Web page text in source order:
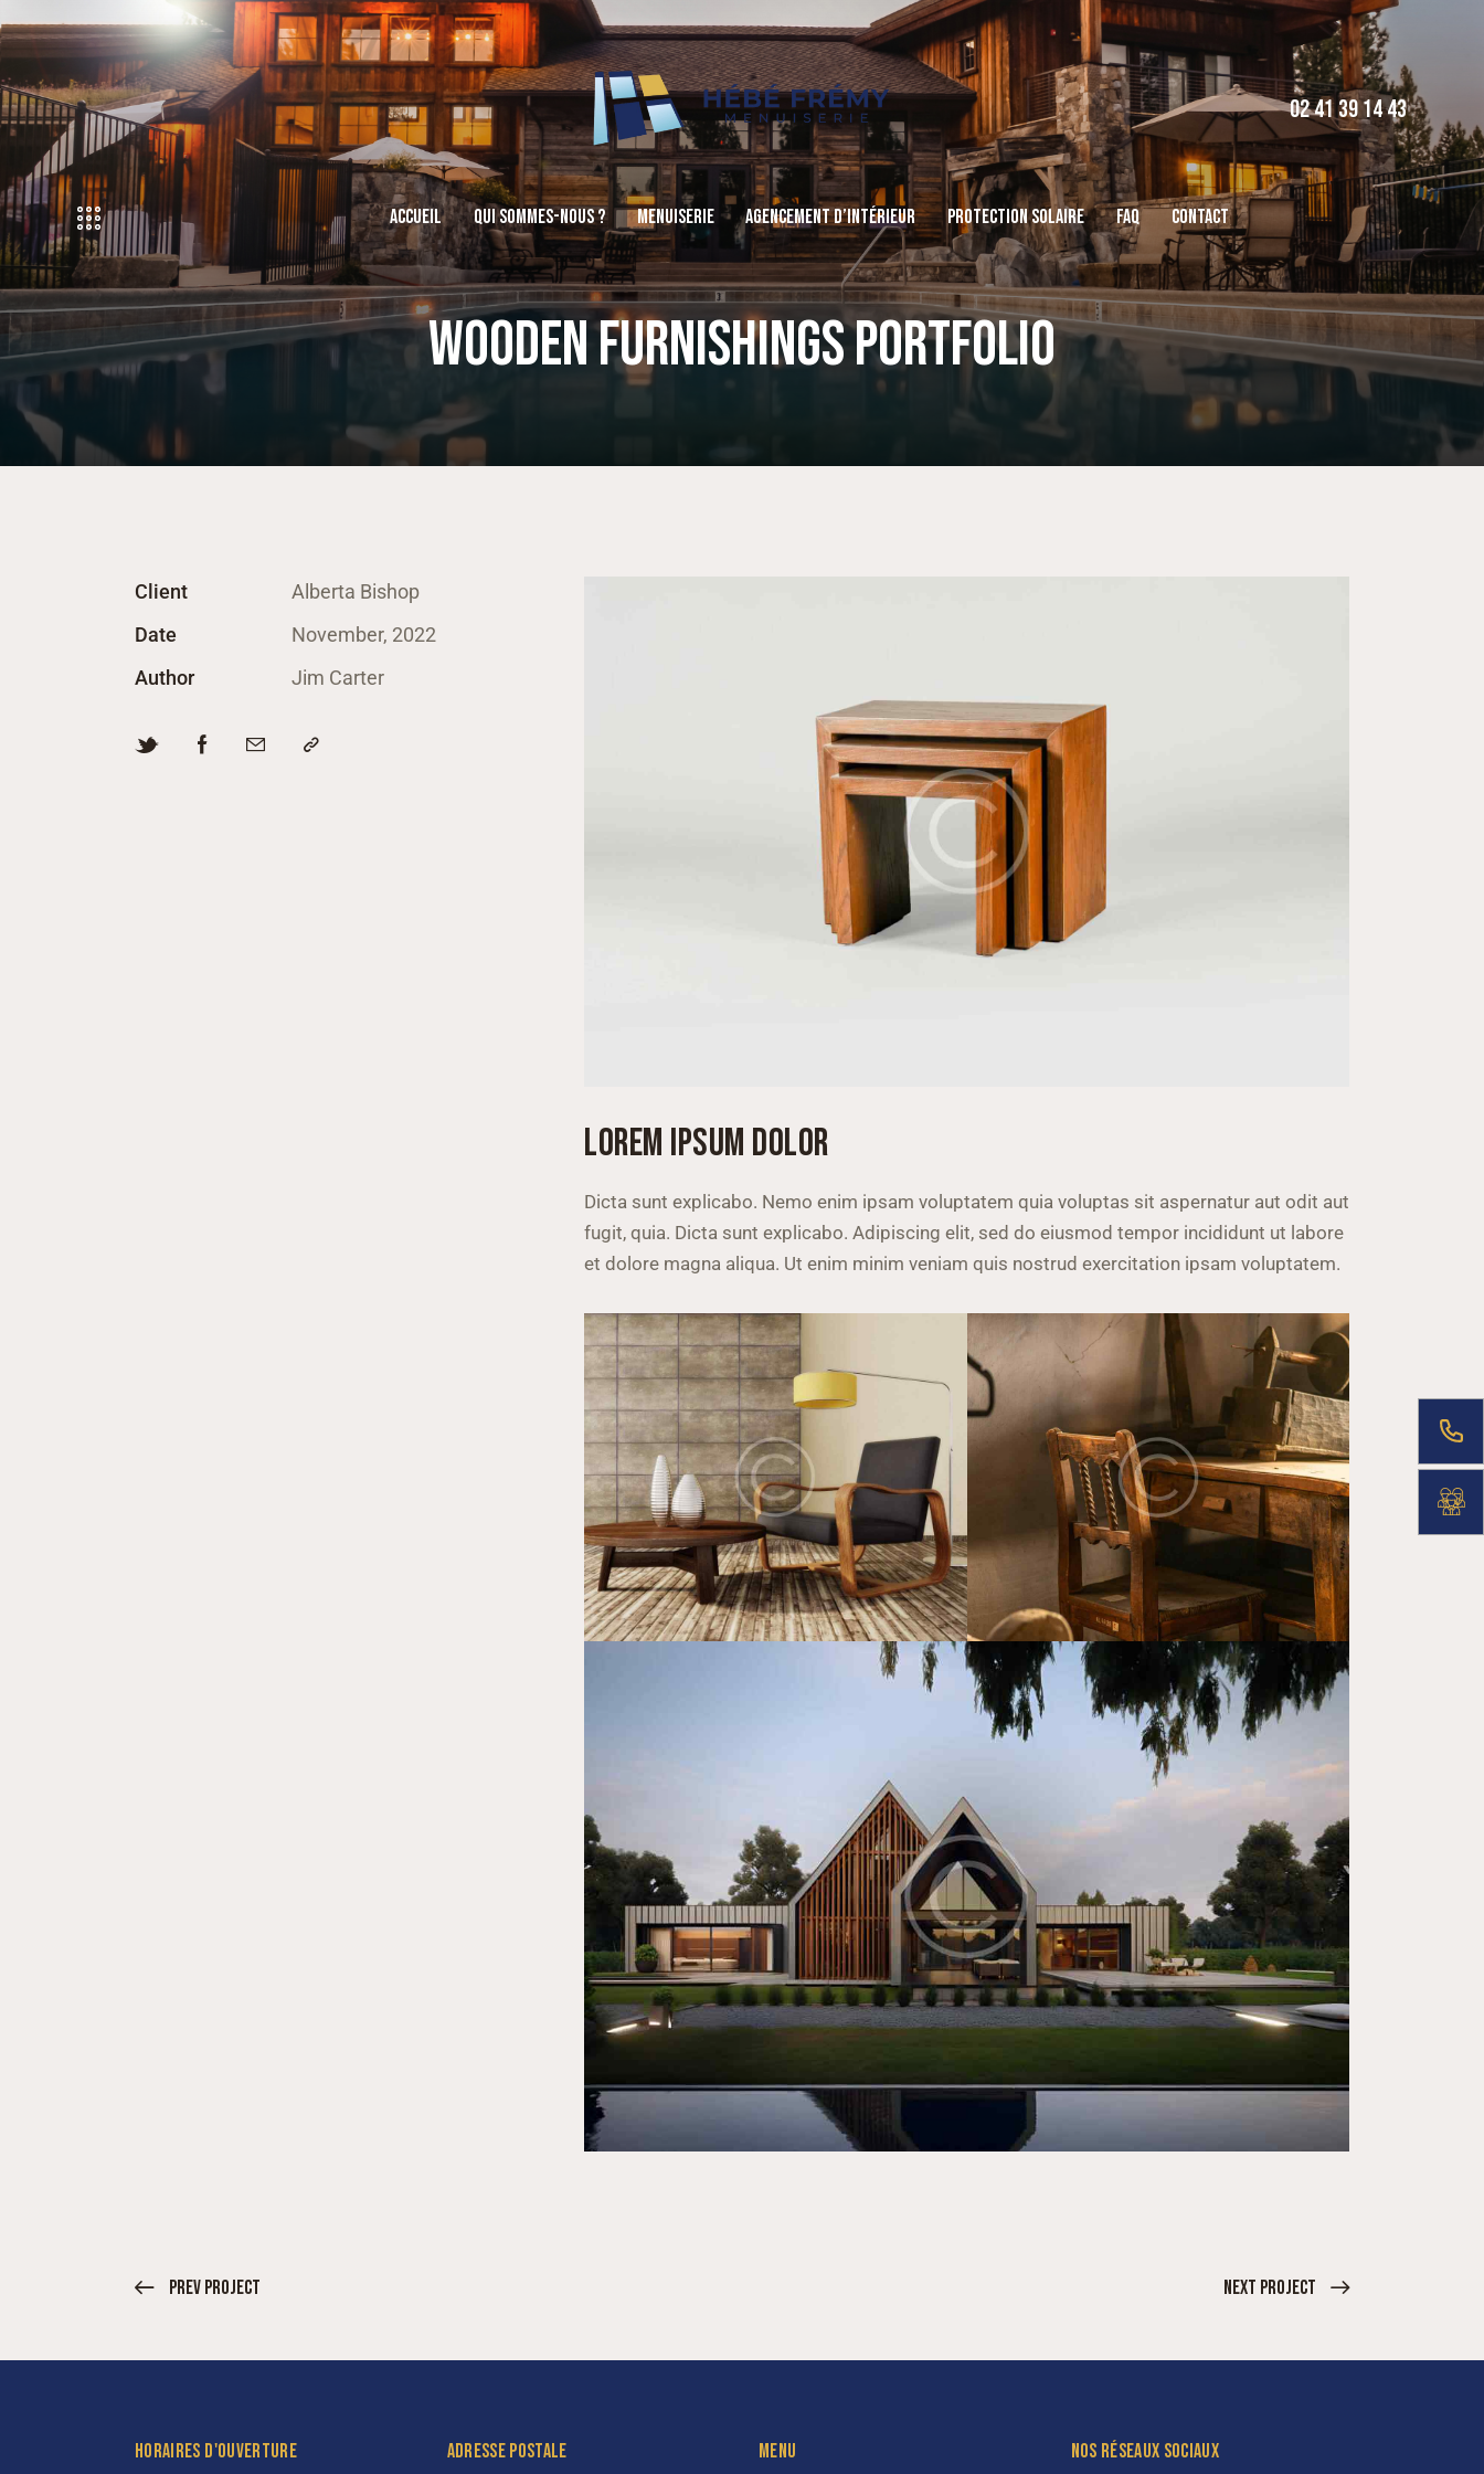
02 41 39 14 43
ACCUEIL QUI SOMMES-NOUS ? MENUISERIE AGENCEMENT D’INTÉRIEUR PROTECTION SOLAIRE FAQ CONTACT
WOODEN FURNISHINGS PORTFOLIO
Client
Alberta Bishop
Date
November, 2022
Author
Jim Carter
LOREM IPSUM DOLOR
Dicta sunt explicabo. Nemo enim ipsam voluptatem quia voluptas sit aspernatur aut odit aut
fugit, quia. Dicta sunt explicabo. Adipiscing elit, sed do eiusmod tempor incididunt ut labore
et dolore magna aliqua. Ut enim minim veniam quis nostrud exercitation ipsam voluptatem.
Prev Project Next Project
HORAIRES D'OUVERTURE ADRESSE POSTALE MENU NOS RÉSEAUX SOCIAUX